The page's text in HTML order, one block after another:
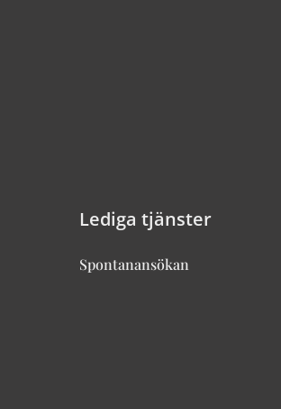
Lediga tjänster
Spontanansökan